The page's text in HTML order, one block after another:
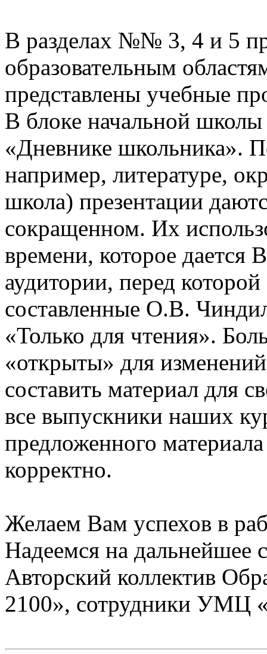
В разделах №№ 3, 4 и 5
образовательным
представлены учебные
В блоке начальной
«Дневнике школьника».
например, литературе,
школа) презентации
сокращенном. Их
времени, которое дается
аудитории, перед
составленные О.В.
«Только для чтения».
«открыты» для
составить материал для
все выпускники наших
предложенного
корректно.
Желаем Вам успехов в
Надеемся на дальнейшее
Авторский коллектив
2100», сотрудники УМЦ